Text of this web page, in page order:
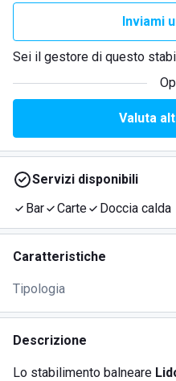
Inviami
Sei il gestore di questo
Valuta
Servizi disponibili
Bar
Carte Doccia calda
Caratteristiche
Tipologia
Descrizione
Lo stabilimento balneare